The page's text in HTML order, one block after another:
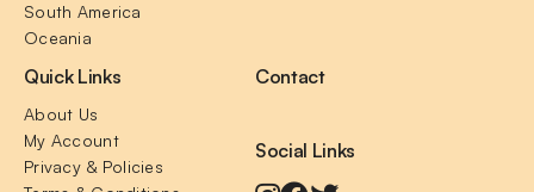
South America
Oceania
Quick Links
About Us
My Account
Privacy & Policies
Contact
Social Links